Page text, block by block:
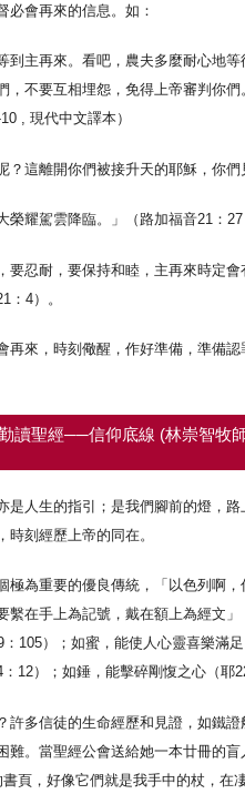
必會再來的信息。如：
到主再來。看吧，農夫多麼耐心地
，不要互相埋怨，免得上帝審判你
, 現代中文譯本）
？這離開你們被接升天的耶穌，你
榮耀駕雲降臨。」（路加福音21：
要忍耐，要保持和睦，主再來時定
：4）。
再來，時刻儆醒，作好準備，準備
讀聖經──信仰底線 (林崇智牧
是人生的指引；是我們腳前的燈，
刻經歷上帝的同在。
極為重要的優良傳統，「以色列
繫在手上為記號，戴在額上為經文
105）；如蜜，能使人心靈喜樂滿
12）；如錘，能擊碎剛愎之心（
許多信徒的生命經歷和見證，如鐵
難。當聖經公會送給她一本廿冊的
頁，好像它們就是我手中的杖，